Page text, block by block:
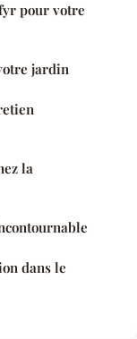
pour votre
jardin
la
dans le